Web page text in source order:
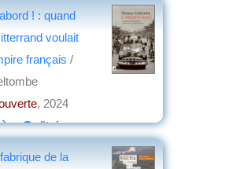
! : quand
voulait
français /
, 2024
Goëtzinger
de la